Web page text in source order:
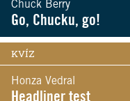
Chuck Berry
Go, Chucku, go!
KVÍZ
Honza Vedral
Headliner test